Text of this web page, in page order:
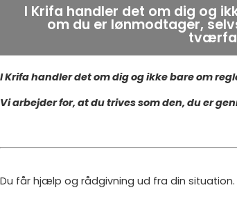
I Krifa handler det om dig og
om du er lønmodtager,
I Krifa handler det om dig og ikke bare om
Vi arbejder for, at du trives som den, du er
Du får hjælp og rådgivning ud fra din